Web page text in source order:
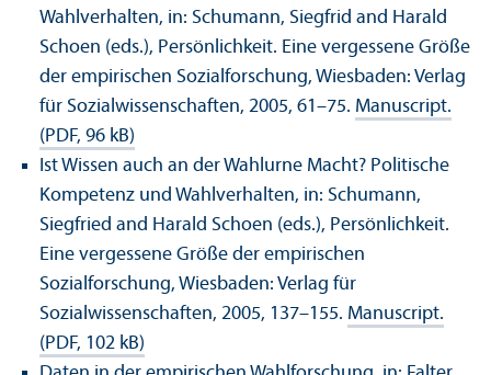
Wahlverhalten, in: Schumann, Siegfrid and Harald
Schoen (eds.), Persönlichkeit. Eine vergessene Größe
der empirischen Sozialforschung, Wiesbaden: Verlag
für Sozialwissenschaften, 2005, 61–75. Manuscript.
(PDF, 96 kB)
Ist Wissen auch an der Wahlurne Macht? Politische
Kompetenz und Wahlverhalten, in: Schumann,
Siegfried and Harald Schoen (eds.), Persönlichkeit.
Eine vergessene Größe der empirischen
Sozialforschung, Wiesbaden: Verlag für
Sozialwissenschaften, 2005, 137–155. Manuscript.
(PDF, 102 kB)